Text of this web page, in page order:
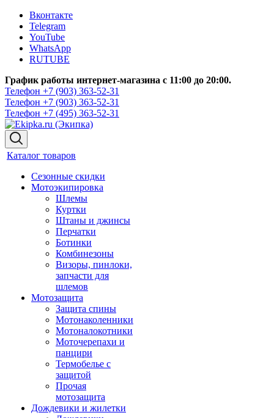
Вконтакте
Telegram
YouTube
WhatsApp
RUTUBE
График работы интернет-магазина с 11:00 до 20:00.
Телефон +7 (903) 363-52-31
Телефон +7 (903) 363-52-31
Телефон +7 (495) 363-52-31
Каталог товаров
Сезонные скидки
Мотоэкипировка
Шлемы
Куртки
Штаны и джинсы
Перчатки
Ботинки
Комбинезоны
Визоры, пинлоки,
запчасти для
шлемов
Мотозащита
Защита спины
Мотонаколенники
Мотоналокотники
Моточерепахи и
панцири
Термобелье с
защитой
Прочая
мотозащита
Дождевики и жилетки